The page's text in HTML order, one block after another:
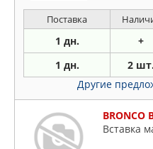
Поставка
1 дн. +
1 дн. 2 шт.
Другие
BRONCO
Вставка